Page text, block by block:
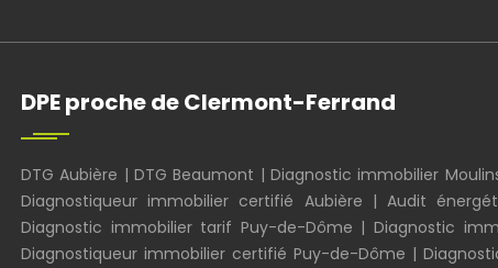
DPE proche de Clermont-Ferrand
DTG Aubière | DTG Beaumont | Diagnostic immobilier
Diagnostiqueur immobilier certifié Aubière |Audit
Diagnostic immobilier tarif Puy-de-Dôme |Diagnostic
Diagnostiqueur immobilier certifié Puy-de-Dôme |